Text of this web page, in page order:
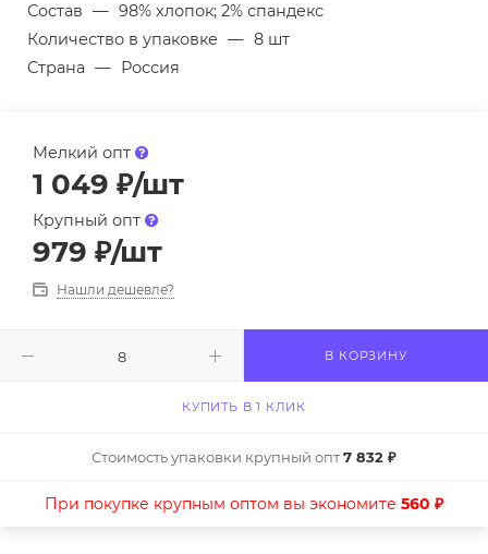
Состав — 98% хлопок; 2% спандекс
Количество в упаковке — 8 шт
Страна — Россия
Мелкий опт
1 049 ₽/шт
Крупный опт
979 ₽/шт
Нашли дешевле?
В КОРЗИНУ
КУПИТЬ В 1 КЛИК
Стоимость упаковки крупный опт7 832 ₽
При покупке крупным оптом вы экономите 560 ₽